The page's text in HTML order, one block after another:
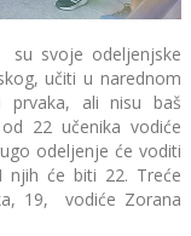
odeljenjske
učiti u narednom
ali nisu baš
22 učenika vodiće
odeljenje će voditi
njih će biti 22. Treće
19, vodiće Zorana